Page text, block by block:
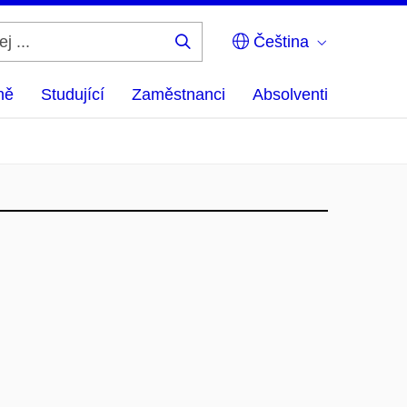
Čeština
Studující Zaměstnanci Absolventi